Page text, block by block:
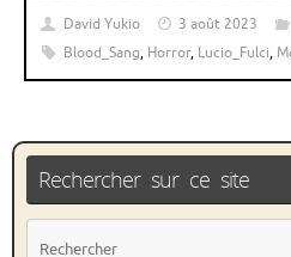
David Yukio 3 août 2023
Blood_Sang, Horror, Lucio_Fulci,
Rechercher sur ce site